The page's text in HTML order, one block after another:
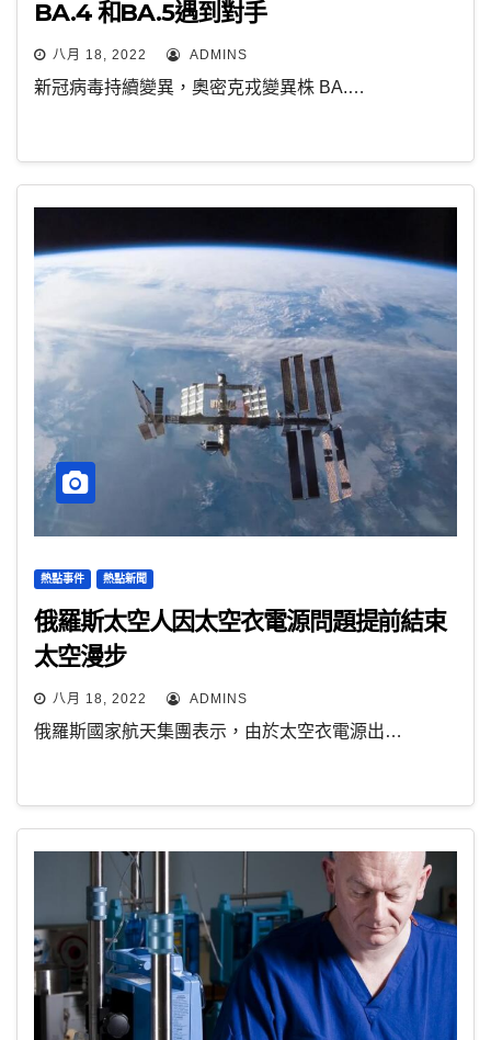
BA.4 和BA.5遇到對手
八月 18, 2022 ADMINS
新冠病毒持續變異，奧密克戎變異株 BA.…
熱點事件 熱點新聞
俄羅斯太空人因太空衣電源問題提前結束
太空漫步
八月 18, 2022 ADMINS
俄羅斯國家航天集團表示，由於太空衣電源出…